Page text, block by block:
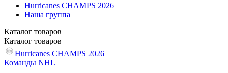
Hurricanes CHAMPS 2026
Наша группа
Каталог товаров
Каталог товаров
Hurricanes CHAMPS 2026
Команды NHL